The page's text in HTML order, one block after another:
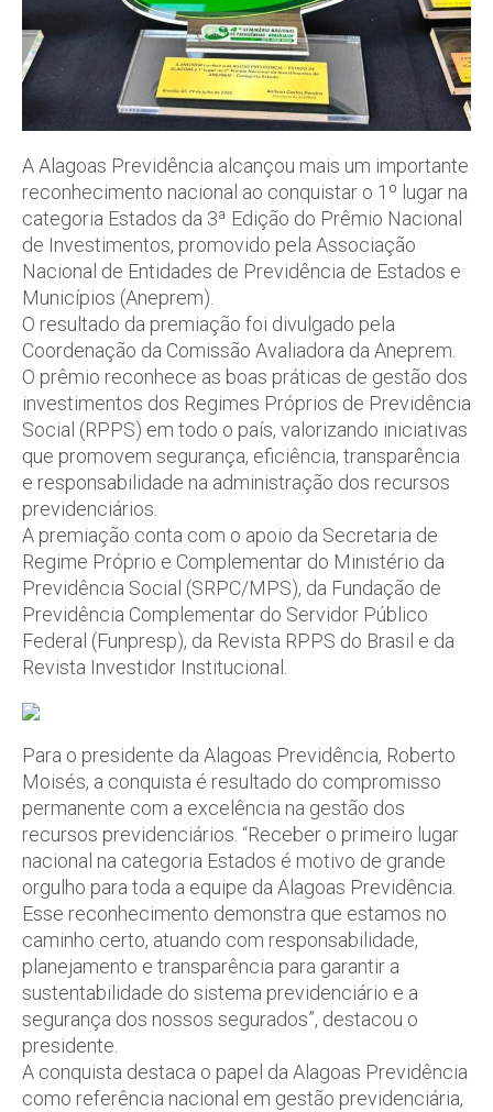
A Alagoas Previdência alcançou mais um importante
reconhecimento nacional ao conquistar o 1º lugar na
categoria Estados da 3ª Edição do Prêmio Nacional
de Investimentos, promovido pela Associação
Nacional de Entidades de Previdência de Estados e
Municípios (Aneprem).
O resultado da premiação foi divulgado pela
Coordenação da Comissão Avaliadora da Aneprem.
O prêmio reconhece as boas práticas de gestão dos
investimentos dos Regimes Próprios de Previdência
Social (RPPS) em todo o país, valorizando iniciativas
que promovem segurança, eficiência, transparência
e responsabilidade na administração dos recursos
previdenciários.
A premiação conta com o apoio da Secretaria de
Regime Próprio e Complementar do Ministério da
Previdência Social (SRPC/MPS), da Fundação de
Previdência Complementar do Servidor Público
Federal (Funpresp), da Revista RPPS do Brasil e da
Revista Investidor Institucional.
Para o presidente da Alagoas Previdência, Roberto
Moisés, a conquista é resultado do compromisso
permanente com a excelência na gestão dos
recursos previdenciários. “Receber o primeiro lugar
nacional na categoria Estados é motivo de grande
orgulho para toda a equipe da Alagoas Previdência.
Esse reconhecimento demonstra que estamos no
caminho certo, atuando com responsabilidade,
planejamento e transparência para garantir a
sustentabilidade do sistema previdenciário e a
segurança dos nossos segurados”, destacou o
presidente.
A conquista destaca o papel da Alagoas Previdência
como referência nacional em gestão previdenciária,